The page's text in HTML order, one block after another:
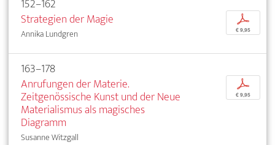
152–162
Strategien der Magie
Annika Lundgren
p
€ 9,95
163–178
Anrufungen der Materie.
Zeitgenössische Kunst und der Neue
Materialismus als magisches
Diagramm
Susanne Witzgall
p
€ 9,95